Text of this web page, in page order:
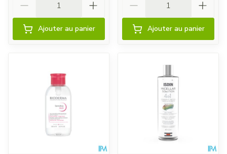
Ajouter au panier Ajouter au panier